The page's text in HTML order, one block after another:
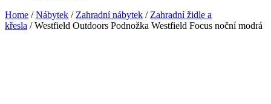
Home /Nábytek / Zahradní nábytek / Zahradní židle a
křesla / Westfield Outdoors Podnožka Westfield Focus noční modrá